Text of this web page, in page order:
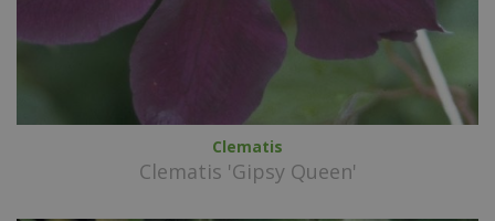
Clematis
Clematis 'Gipsy Queen'